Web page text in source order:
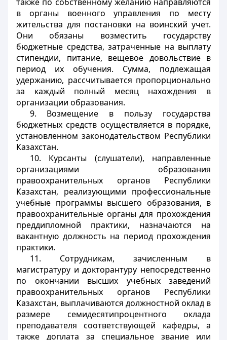
в органы военного управления по месту
жительства для постановки на воинский учет.
Они обязаны возместить государству
бюджетные средства, затраченные на выплату
стипендии, питание, вещевое довольствие в
период их обучения. Сумма, подлежащая
удержанию, рассчитывается пропорционально
за каждый полный месяц нахождения в
организации образования.
9. Возмещение в пользу государства
бюджетных средств осуществляется в порядке,
установленном законодательством Республики
Казахстан.
10. Курсанты (слушатели), направленные
организациями образования
правоохранительных органов Республики
Казахстан, реализующими профессиональные
учебные программы высшего образования, в
правоохранительные органы для прохождения
преддипломной практики, назначаются на
вакантную должность на период прохождения
практики.
11. Сотрудникам, зачисленным в
магистратуру и докторантуру непосредственно
по окончании высших учебных заведений
правоохранительных органов Республики
Казахстан, выплачиваются должностной оклад в
размере семидесятипроцентного оклада
преподавателя соответствующей кафедры, а
также доплата за специальное звание или